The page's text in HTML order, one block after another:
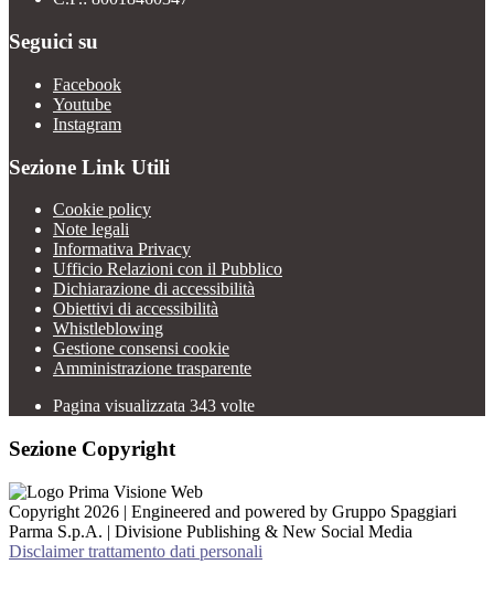
Seguici su
Facebook
Youtube
Instagram
Sezione Link Utili
Cookie policy
Note legali
Informativa Privacy
Ufficio Relazioni con il Pubblico
Dichiarazione di accessibilità
Obiettivi di accessibilità
Whistleblowing
Gestione consensi cookie
Amministrazione trasparente
Pagina visualizzata 343 volte
Sezione Copyright
Copyright 2026 | Engineered and powered by Gruppo Spaggiari
Parma S.p.A. | Divisione Publishing & New Social Media
Disclaimer trattamento dati personali